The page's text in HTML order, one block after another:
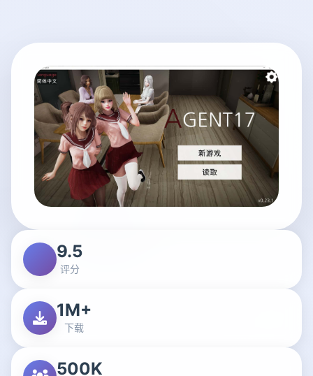
9.5
评分
1M+
下载
500K